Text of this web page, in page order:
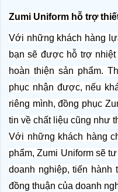
Zumi Uniform hỗ trợ
Với những khách hàng
bạn sẽ được hỗ trợ
hoàn thiện sản phẩm.
phục nhận được, nếu
riêng mình, đồng phục
tin về chất liệu cũng như
Với những khách hàng
phẩm, Zumi Uniform sẽ
doanh nghiệp, tiến hành
đồng thuận của doanh